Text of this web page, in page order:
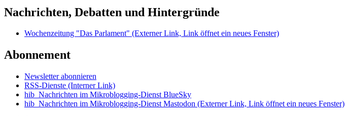
Nachrichten, Debatten und Hintergründe
Wochenzeitung "Das Parlament" (Externer Link, Link öffnet ein neues Fenster)
Abonnement
Newsletter abonnieren
RSS-Dienste (Interner Link)
hib_Nachrichten im Mikroblogging-Dienst BlueSky
hib_Nachrichten im Mikroblogging-Dienst Mastodon (Externer Link, Link öffnet ein neues Fenster)